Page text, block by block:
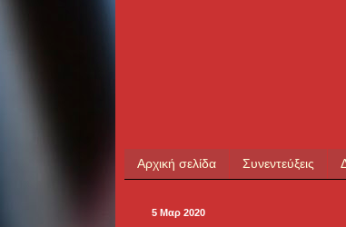
Αρχική σελίδα Συνεντεύξεις
5 Μαρ 2020